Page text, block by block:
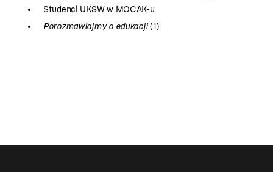
Studenci UKSW w MOCAK-u
Porozmawiajmy o edukacji(1)